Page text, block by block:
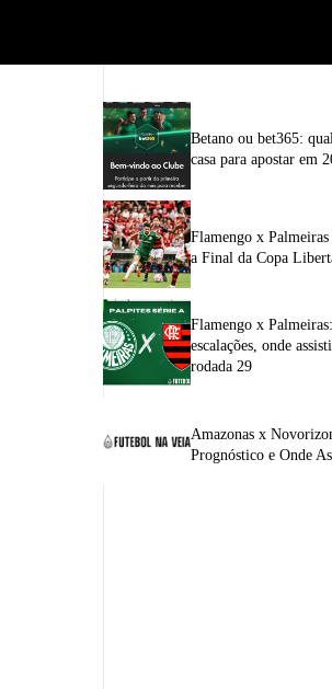
Betano ou bet365:
casa para apostar em
Flamengo x
a Final da Copa
Flamengo x
escalações, onde
rodada 29
Amazonas x
Prognóstico e Onde